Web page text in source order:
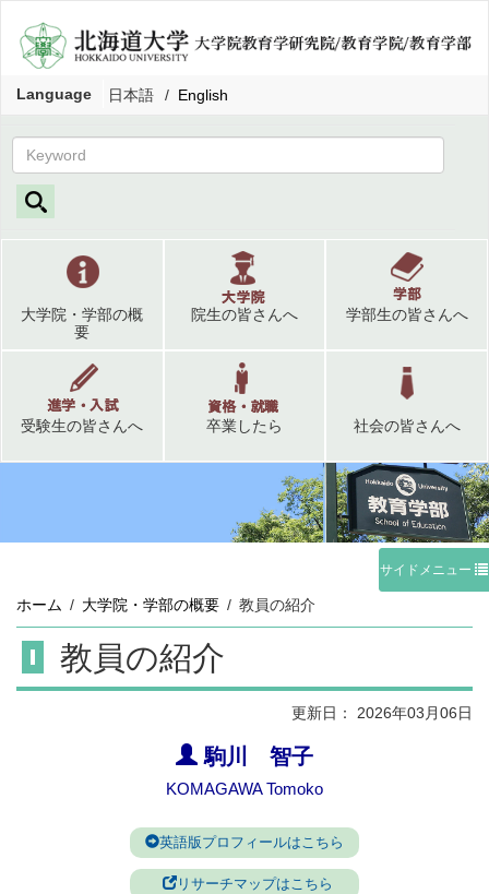
Language 日本語 English
大学院・学部の概
要
院生の皆さんへ 学部生の皆さんへ
受験生の皆さんへ 卒業したら 社会の皆さんへ
サイドメニュー
ホーム 大学院・学部の概要 教員の紹介
教員の紹介
更新日： 2026年03月06日
駒川 智子
KOMAGAWA Tomoko
英語版プロフィールはこちら
リサーチマップはこちら